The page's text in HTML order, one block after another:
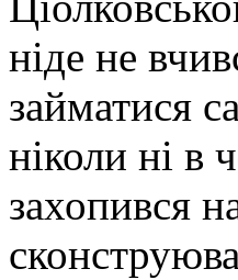
ніде не
займатися
ніколи ні в
захопився